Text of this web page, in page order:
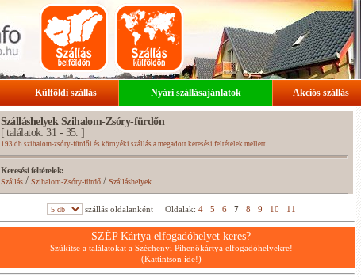
Külföldi szállás Nyári szállásajánlatok Akciós szállás
Szálláshelyek Szihalom-Zsóry-fürdőn
[ találatok: 31 - 35. ]
193 db szihalom-zsóry-fürdői és környéki szállás a megadott keresési feltételek mellett
Keresési feltételek:
Szállás/ Szihalom-Zsóry-fürdő/Szálláshelyek
szállás oldalanként Oldalak: 4 5 6 7 8 9 10 11
SZÉP Kártya elfogadóhelyet keres?
Szűkítse a találatokat a Széchenyi Pihenőkártya elfogadóhelyekre!
(Kattintson ide!)